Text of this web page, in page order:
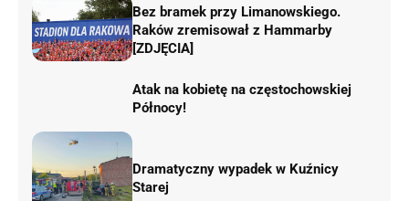
Bez bramek przy Limanowskiego.
Raków zremisował z Hammarby
[ZDJĘCIA]
Atak na kobietę na częstochowskiej
Północy!
Dramatyczny wypadek w Kuźnicy
Starej